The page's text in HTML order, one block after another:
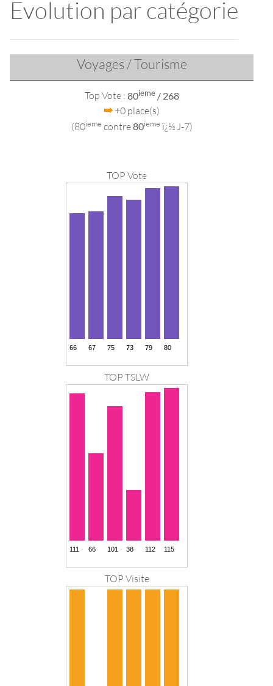
Evolution par catégorie
Voyages / Tourisme
Top Vote : 80ieme/ 268
+0 place(s)
(80ieme contre80ieme ï¿½ J-7)
TOP Vote
TOP TSLW
TOP Visite